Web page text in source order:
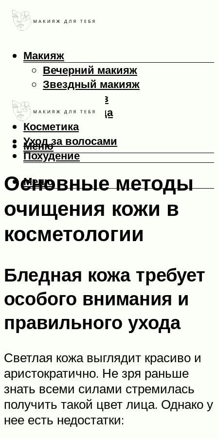
Макияж
Вечерний макияж
Звездный макияж
Макияж глаз
Макияж лица
Косметика
Уход за волосами
Похудение
Меню
Меню
Основные методы
очищения кожи в
косметологии
Бледная кожа требует
особого внимания и
правильного ухода
Светлая кожа выглядит красиво и
аристократично. Не зря раньше
знать всеми силами стремилась
получить такой цвет лица. Однако у
нее есть недостатки: